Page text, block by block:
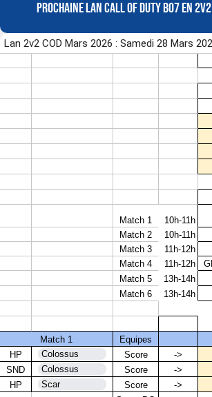
PROCHAINE lAN CALL OF DUTY BO7 EN 2V2